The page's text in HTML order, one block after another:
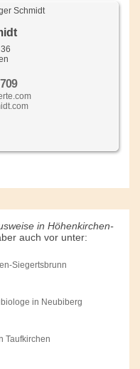
in Höhenkirchen-
auch vor unter:
Siegertsbrunn
in Neubiberg
Taufkirchen